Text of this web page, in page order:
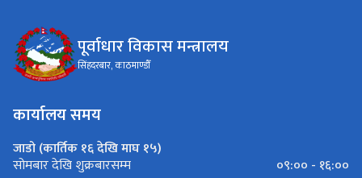
पूर्वाधार विकास मन्त्रालय
सिंहदरबार, काठमाण्डौँ
कार्यालय समय
जाडो (कार्तिक १६ देखि माघ १५)
सोमबार देखि शुक्रबारसम्म
०९:०० - १६:००